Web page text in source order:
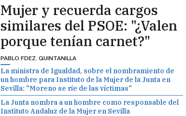
Mujer y recuerda cargos
similares del PSOE: "¿Valen
porque tenían carnet?"
PABLO FDEZ. QUINTANILLA
La ministra de Igualdad, sobre el nombramiento de
un hombre para Instituto de la Mujer de la Junta en
Sevilla: "Moreno se ríe de las víctimas"
La Junta nombra a un hombre como responsable del
Instituto Andaluz de la Mujer en Sevilla